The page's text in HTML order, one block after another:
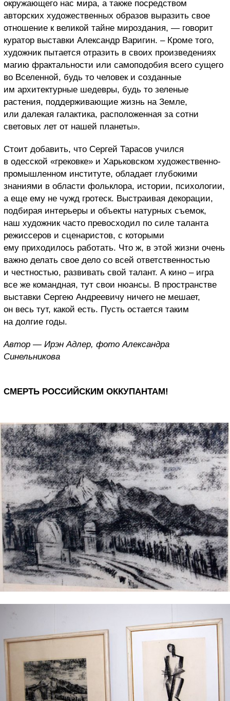
окружающего нас мира, а также посредством
авторских художественных образов выразить свое
отношение к великой тайне мироздания, — говорит
куратор выставки Александр Варигин. – Кроме того,
художник пытается отразить в своих произведениях
магию фрактальности или самоподобия всего сущего
во Вселенной, будь то человек и созданные
им архитектурные шедевры, будь то зеленые
растения, поддерживающие жизнь на Земле,
или далекая галактика, расположенная за сотни
световых лет от нашей планеты».
Стоит добавить, что Сергей Тарасов учился
в одесской «грековке» и Харьковском художественно-
промышленном институте, обладает глубокими
знаниями в области фольклора, истории, психологии,
а еще ему не чужд гротеск. Выстраивая декорации,
подбирая интерьеры и объекты натурных съемок,
наш художник часто превосходил по силе таланта
режиссеров и сценаристов, с которыми
ему приходилось работать. Что ж, в этой жизни очень
важно делать свое дело со всей ответственностью
и честностью, развивать свой талант. А кино – игра
все же командная, тут свои нюансы. В пространстве
выставки Сергею Андреевичу ничего не мешает,
он весь тут, какой есть. Пусть остается таким
на долгие годы.
Автор — Ирэн Адлер, фото Александра
Синельникова
СМЕРТЬ РОССИЙСКИМ ОККУПАНТАМ!